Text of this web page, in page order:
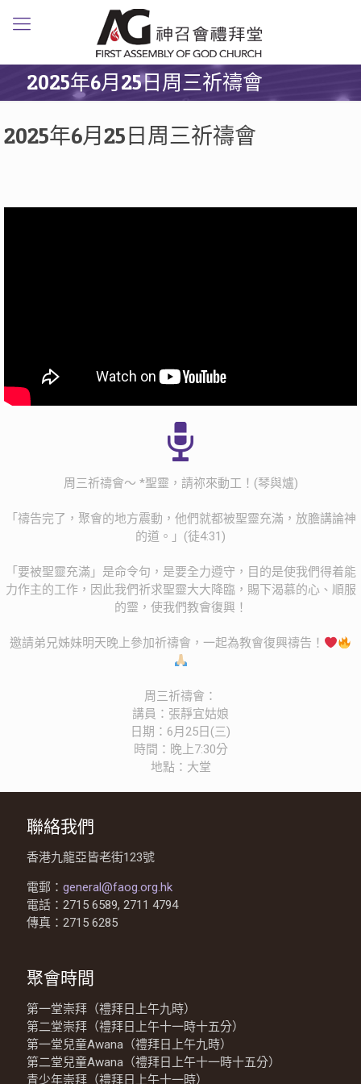
2025年6月25日周三祈禱會
2025年6月25日周三祈禱會
周三祈禱會～ *聖靈，請祢來動工！(琴與爐)
「禱告完了，聚會的地方震動，他們就都被聖靈充滿，放膽講論神
的道。」(徒4:31)
「要被聖靈充滿」是命令句，是要全力遵守，目的是使我們得着能
力作主的工作，因此我們祈求聖靈大大降臨，賜下渴慕的心、順服
的靈，使我們教會復興！
邀請弟兄姊妹明天晚上參加祈禱會，一起為教會復興禱告！
周三祈禱會：
講員：張靜宜姑娘
日期：6月25日(三)
時間：晚上7:30分
地點：大堂
聯絡我們
香港九龍亞皆老街123號
電郵： general@faog.org.hk
電話：2715 6589, 2711 4794
傳真：2715 6285
聚會時間
第一堂崇拜（禮拜日上午九時）
第二堂崇拜（禮拜日上午十一時十五分）
第一堂兒童Awana（禮拜日上午九時）
第二堂兒童Awana（禮拜日上午十一時十五分）
青少年崇拜（禮拜日上午十一時）